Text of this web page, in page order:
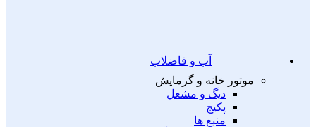
آب و فاضلاب
موتور خانه و گرمایش
دیگ و مشعل
پکیج
منبع ها